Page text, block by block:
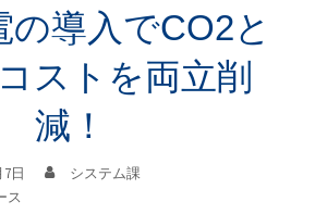
の導入でCO2と
ストを両立削
減！
7日
システム課
ス